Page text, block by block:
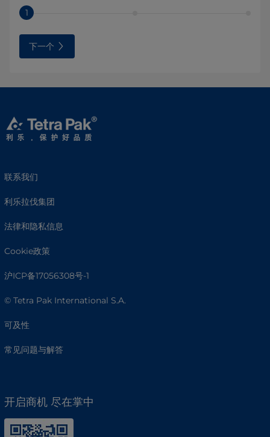
1
下一个
联系我们
利乐拉伐集团
法律和隐私信息
Cookie政策
沪ICP备17056308号-1
© Tetra Pak International S.A.
可及性
常见问题与解答
开启商机 尽在掌中